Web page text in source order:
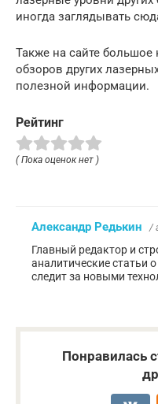
иногда заглядывать
Также на сайте
обзоров других
полезной информации.
Рейтинг
( Пока оценок нет )
Александр Редькин /
Главный редактор и
аналитические статьи
следит за новыми
Понравилась